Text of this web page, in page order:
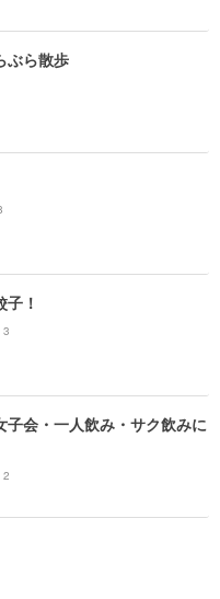
ぶら散歩
！
3
子会・一人飲み・サク飲みに
2